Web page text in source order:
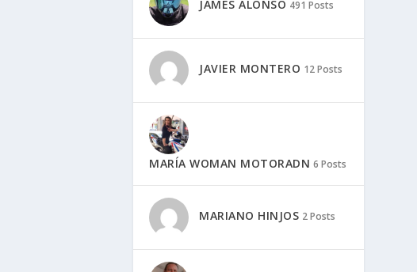
JAMES ALONSO 491 Posts
JAVIER MONTERO 12 Posts
MARÍA WOMAN MOTORADN 6 Posts
MARIANO HINJOS 2 Posts